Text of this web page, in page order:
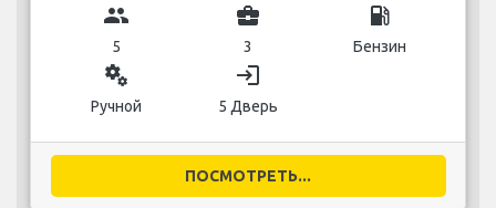
group
5
business_center
3
local_gas_station
Бензин
miscellaneous_services
Ручной
login
5 Дверь
ПОСМОТРЕТЬ...